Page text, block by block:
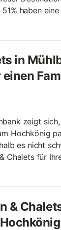
haben
in
zeigt
Hochkönig
es nicht
Chalets für
&